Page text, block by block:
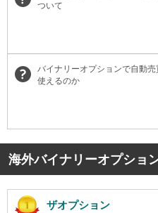
ついて
バイナリーオプションで自動
使えるのか
海外バイナリーオプショ
ザオプション